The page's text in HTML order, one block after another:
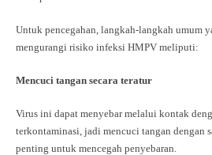
Untuk pencegahan, langkah-langkah umum
mengurangi risiko infeksi HMPV meliputi:
Mencuci tangan secara teratur
Virus ini dapat menyebar melalui kontak
terkontaminasi, jadi mencuci tangan dengan
penting untuk mencegah penyebaran.